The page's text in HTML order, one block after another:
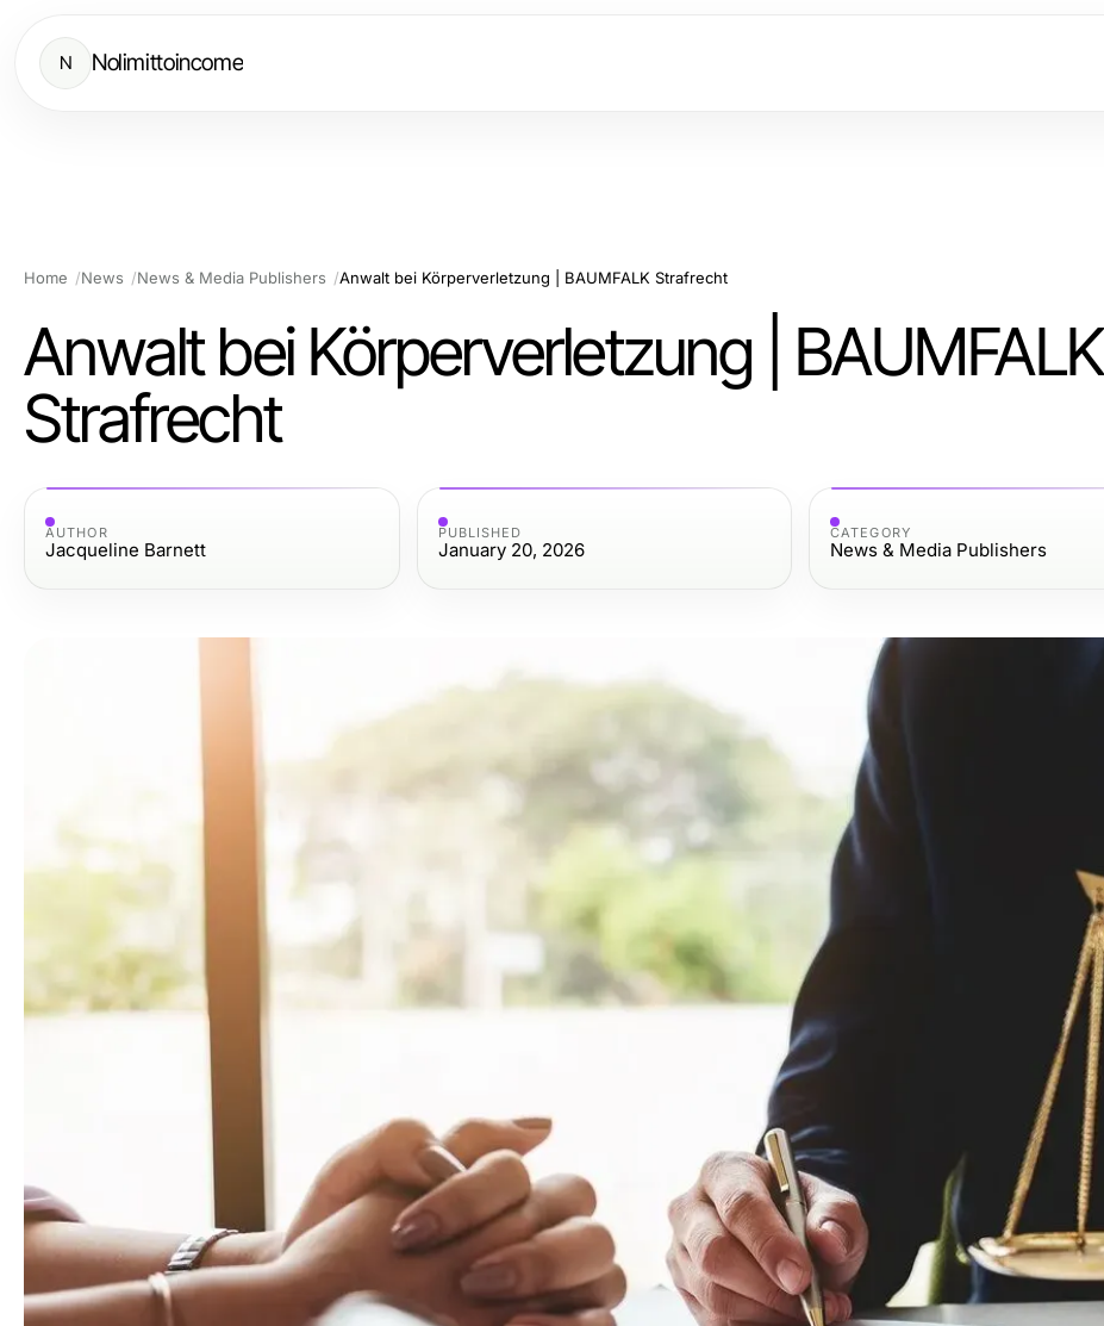
N Nolimittoincome
Home News News & Media Publishers Anwalt bei Körperverletzung | BAUMFALK Strafrecht
Anwalt bei Körperverletzung | BAUMFALK
Strafrecht
AUTHOR
Jacqueline Barnett
PUBLISHED
January 20, 2026
CATEGORY
News & Media Publishers